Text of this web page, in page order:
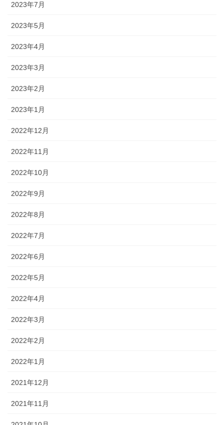
2023年7月
2023年5月
2023年4月
2023年3月
2023年2月
2023年1月
2022年12月
2022年11月
2022年10月
2022年9月
2022年8月
2022年7月
2022年6月
2022年5月
2022年4月
2022年3月
2022年2月
2022年1月
2021年12月
2021年11月